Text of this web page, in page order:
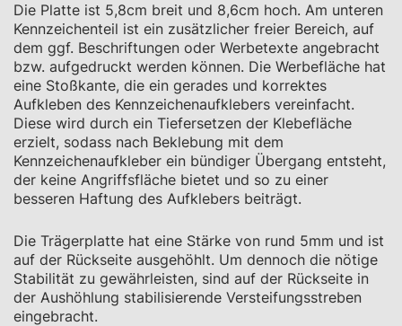
Die Platte ist 5,8cm breit und 8,6cm hoch. Am unteren
Kennzeichenteil ist ein zusätzlicher freier Bereich, auf
dem ggf. Beschriftungen oder Werbetexte angebracht
bzw. aufgedruckt werden können. Die Werbefläche hat
eine Stoßkante, die ein gerades und korrektes
Aufkleben des Kennzeichenaufklebers vereinfacht.
Diese wird durch ein Tiefersetzen der Klebefläche
erzielt, sodass nach Beklebung mit dem
Kennzeichenaufkleber ein bündiger Übergang entsteht,
der keine Angriffsfläche bietet und so zu einer
besseren Haftung des Aufklebers beiträgt.
Die Trägerplatte hat eine Stärke von rund 5mm und ist
auf der Rückseite ausgehöhlt. Um dennoch die nötige
Stabilität zu gewährleisten, sind auf der Rückseite in
der Aushöhlung stabilisierende Versteifungsstreben
eingebracht.